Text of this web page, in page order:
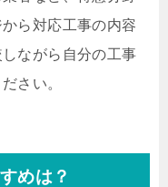
ら対応工事の内容
ながら自分の工事
さい。
めは？